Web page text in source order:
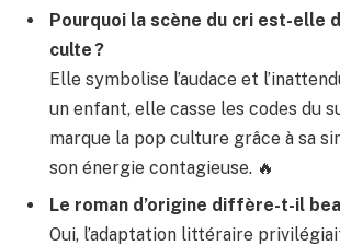
Pourquoi la scène du cri est-elle
culte ?
Elle symbolise l’audace et
un enfant, elle casse les codes du
marque la pop culture grâce à sa
son énergie contagieuse. 🔥
Le roman d’origine diffère-t-il
Oui, l’adaptation littéraire